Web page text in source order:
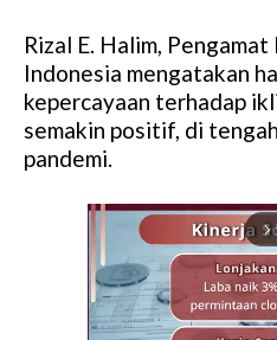
Rizal E. Halim,
Indonesia mengatakan
kepercayaan terhadap
semakin positif, di
pandemi.
arrow_forward_ios